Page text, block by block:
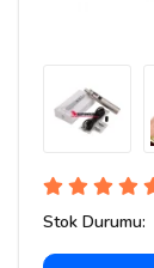
Stok Durumu: